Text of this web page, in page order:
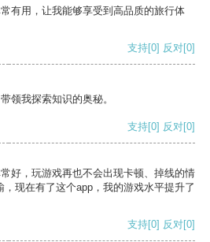
有用，让我能够享受到高品质的旅行体
支持[0] 反对[0]
领我探索知识的奥秘。
支持[0] 反对[0]
好，玩游戏再也不会出现卡顿、掉线的情
现在有了这个app，我的游戏水平提升了
支持[0] 反对[0]